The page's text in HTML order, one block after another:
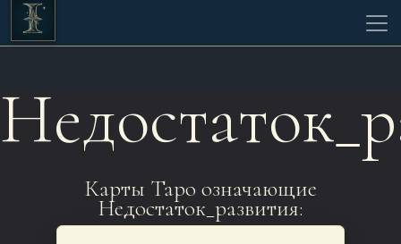
Карты Таро означающие
Недостаток_развития: